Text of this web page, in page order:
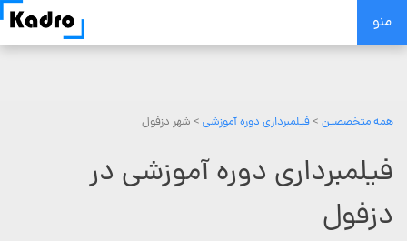
Skip
منو
همه متخصصین >فیلمبرداری دوره آموزشی > شهر دزفول
فیلمبرداری دوره آموزشی در
دزفول